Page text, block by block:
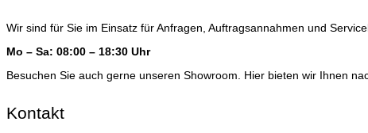
Wir sind für Sie im Einsatz für Anfragen, Auftragsannahmen und
Mo – Sa: 08:00 – 18:30 Uhr
Besuchen Sie auch gerne unseren Showroom. Hier bieten wir Ihnen
Kontakt